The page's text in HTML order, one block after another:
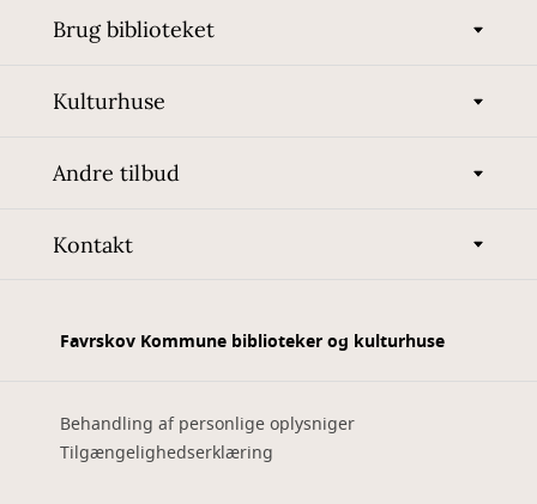
Brug biblioteket
Kulturhuse
Andre tilbud
Kontakt
Favrskov Kommune biblioteker og kulturhuse
Behandling af personlige oplysniger
Tilgængelighedserklæring